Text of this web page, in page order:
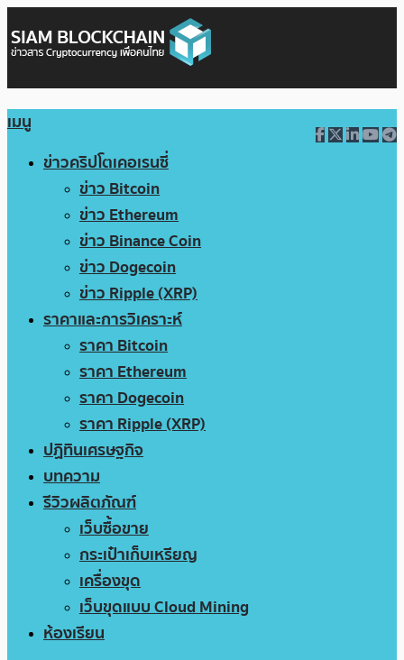
เมนู
ข่าวคริปโตเคอเรนซี่
ข่าว Bitcoin
ข่าว Ethereum
ข่าว Binance Coin
ข่าว Dogecoin
ข่าว Ripple (XRP)
ราคาและการวิเคราะห์
ราคา Bitcoin
ราคา Ethereum
ราคา Dogecoin
ราคา Ripple (XRP)
ปฏิทินเศรษฐกิจ
บทความ
รีวิวผลิตภัณฑ์
เว็บซื้อขาย
กระเป๋าเก็บเหรียญ
เครื่องขุด
เว็บขุดแบบ Cloud Mining
ห้องเรียน